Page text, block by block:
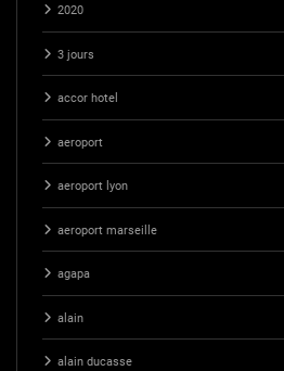
2020
3 jours
accor hotel
aeroport
aeroport lyon
aeroport marseille
agapa
alain
alain ducasse